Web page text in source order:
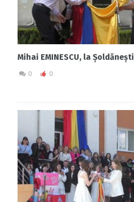
Mihai EMINESCU, la Șoldănești
0 0